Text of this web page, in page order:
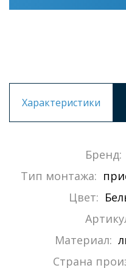
Характеристики
Бренд:
Тип монтажа:
Цвет:
Материал:
Страна